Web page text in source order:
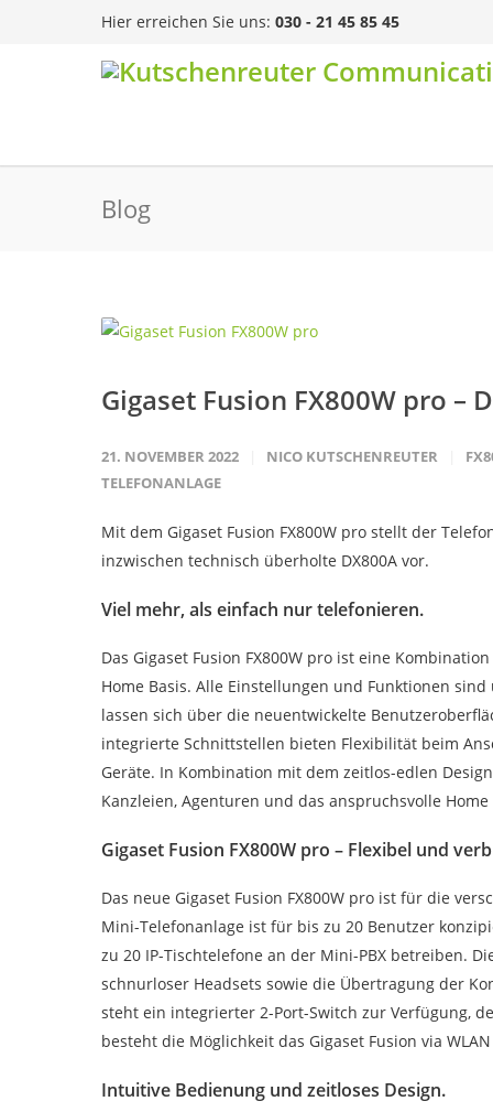
Hier erreichen Sie uns: 030 - 21 45 85 45
Blog
Gigaset Fusion FX800W pro –
21. NOVEMBER 2022 NICO KUTSCHENREUTER
TELEFONANLAGE
Mit dem Gigaset Fusion FX800W pro stellt der
inzwischen technisch überholte DX800A vor.
Viel mehr, als einfach nur telefonieren.
Das Gigaset Fusion FX800W pro ist eine
Home Basis. Alle Einstellungen und Funktionen
lassen sich über die neuentwickelte
integrierte Schnittstellen bieten Flexibilität beim
Geräte. In Kombination mit dem zeitlos-edlen
Kanzleien, Agenturen und das anspruchsvolle Home
Gigaset Fusion FX800W pro – Flexibel und
Das neue Gigaset Fusion FX800W pro ist für die
Mini-Telefonanlage ist für bis zu 20 Benutzer
zu 20 IP-Tischtelefone an der Mini-PBX betreiben.
schnurloser Headsets sowie die Übertragung der
steht ein integrierter 2-Port-Switch zur Verfügung,
besteht die Möglichkeit das Gigaset Fusion via
Intuitive Bedienung und zeitloses Design.